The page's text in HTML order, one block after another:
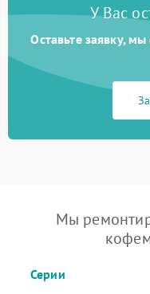
У Вас
Оставьте заявку,
Мы
Серии